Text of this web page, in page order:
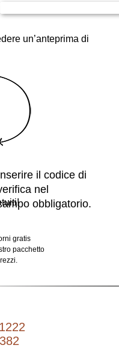
un’anteprima di
il codice di
nel
obbligatorio.
gratis
pacchetto